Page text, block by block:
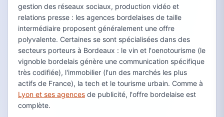
gestion des réseaux sociaux, production vidéo et
relations presse : les agences bordelaises de taille
intermédiaire proposent généralement une offre
polyvalente. Certaines se sont spécialisées dans des
secteurs porteurs à Bordeaux : le vin et l'oenotourisme (le
vignoble bordelais génère une communication spécifique
très codifiée), l'immobilier (l'un des marchés les plus
actifs de France), la tech et le tourisme urbain. Comme à
Lyon et ses agences de publicité, l'offre bordelaise est
complète.